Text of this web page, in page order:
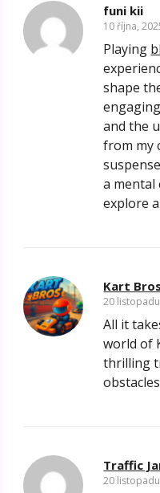
funi kii
10 října,
Playing
shape
and the
from my
a mental
explore
Kart Bros
20
All it
world of
thrilling
Traffic
20